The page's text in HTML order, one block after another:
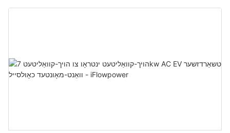
סטאַנציע פאַבריקאַנט | iFlowPower2